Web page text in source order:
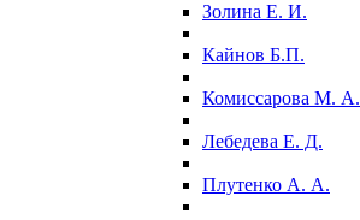
Золина Е. И.
Кайнов Б.П.
Комиссарова М. А.
Лебедева Е. Д.
Плутенко А. А.